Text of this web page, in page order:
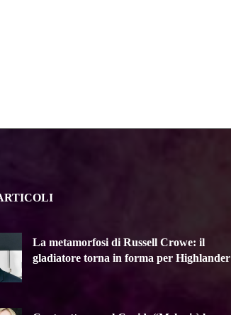
La metamorfosi di Russell Crowe: il
gladiatore torna in forma per Highlander